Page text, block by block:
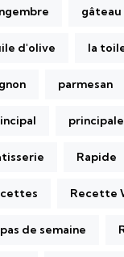
gâteau
d'olive la
parmesan
principale
Rapide
Recette
de semaine